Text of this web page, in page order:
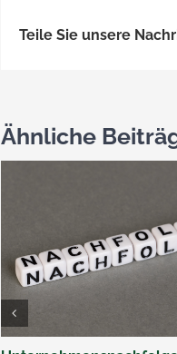
Teile Sie unsere
Ähnliche